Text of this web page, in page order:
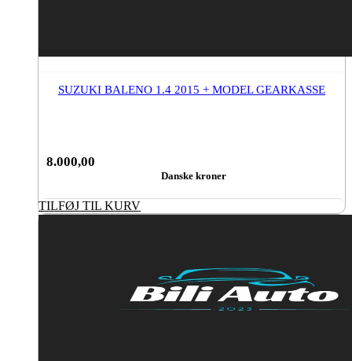
SUZUKI BALENO 1.4 2015 + MODEL GEARKASSE
8.000,00
Danske kroner
TILFØJ TIL KURV